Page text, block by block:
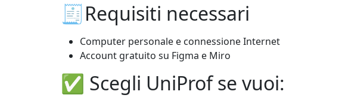
🧾Requisiti necessari
Computer personale e connessione Internet
Account gratuito su Figma e Miro
✅ Scegli UniProf se vuoi: